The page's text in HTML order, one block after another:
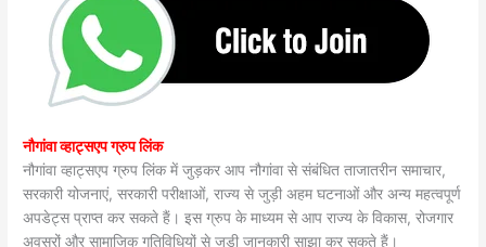
नौगांवा व्हाट्सएप ग्रुप लिंक
नौगांवा व्हाट्सएप ग्रुप लिंक में जुड़कर आप नौगांवा से संबंधित ताजातरीन समाचार,
सरकारी योजनाएं, सरकारी परीक्षाओं, राज्य से जुड़ी अहम घटनाओं और अन्य महत्वपूर्ण
अपडेट्स प्राप्त कर सकते हैं। इस ग्रुप के माध्यम से आप राज्य के विकास, रोजगार
अवसरों और सामाजिक गतिविधियों से जुड़ी जानकारी साझा कर सकते हैं।